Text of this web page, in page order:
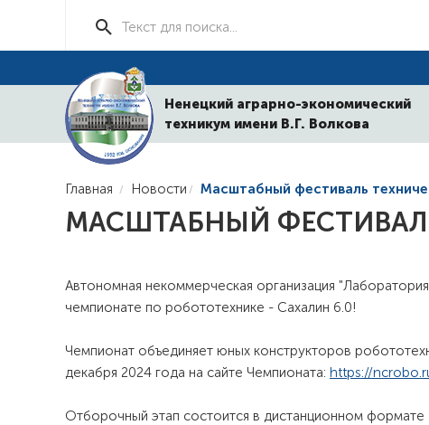
Ненецкий аграрно-экономический
техникум имени В.Г. Волкова
Главная Новости Масштабный фестиваль
МАСШТАБНЫЙ
Автономная некоммерческая организация
чемпионате по робототехнике - Сахалин 6.0!
Чемпионат объединяет юных конструкторов
декабря 2024 года на сайте Чемпионата: https://
Отборочный этап состоится в дистанционном формате